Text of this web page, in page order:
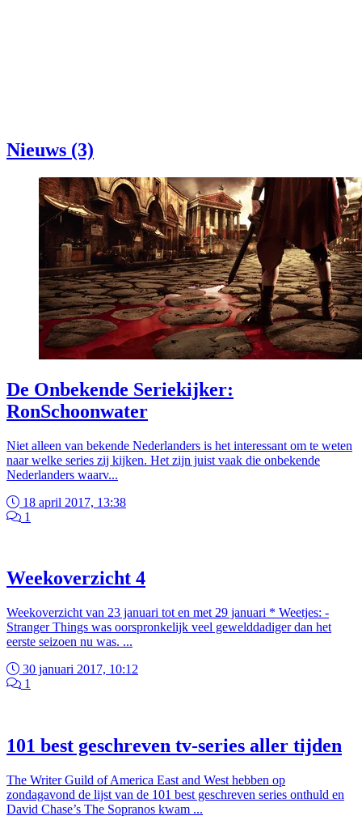
Nieuws (3)
De Onbekende Seriekijker:
RonSchoonwater
Niet alleen van bekende Nederlanders is het interessant om te weten
naar welke series zij kijken. Het zijn juist vaak die onbekende
Nederlanders waarv...
18 april 2017, 13:38
1
Weekoverzicht 4
Weekoverzicht van 23 januari tot en met 29 januari * Weetjes: -
Stranger Things was oorspronkelijk veel gewelddadiger dan het
eerste seizoen nu was. ...
30 januari 2017, 10:12
1
101 best geschreven tv-series aller tijden
The Writer Guild of America East and West hebben op
zondagavond de lijst van de 101 best geschreven series onthuld en
David Chase’s The Sopranos kwam ...